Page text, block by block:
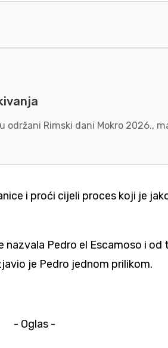
Rimski dani Mokro
i proći cijeli proces koji je
Pedro el Escamoso i
je Pedro jednom prilikom.
- Oglas -